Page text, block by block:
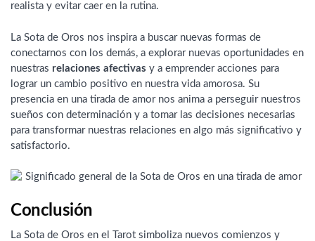
realista y evitar caer en la rutina.
La Sota de Oros nos inspira a buscar nuevas formas de
conectarnos con los demás, a explorar nuevas oportunidades en
nuestras relaciones afectivas y a emprender acciones para
lograr un cambio positivo en nuestra vida amorosa. Su
presencia en una tirada de amor nos anima a perseguir nuestros
sueños con determinación y a tomar las decisiones necesarias
para transformar nuestras relaciones en algo más significativo y
satisfactorio.
Conclusión
La Sota de Oros en el Tarot simboliza nuevos comienzos y